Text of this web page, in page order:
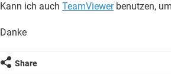
Kann ich auch TeamViewerbenutzen,
Danke
Share